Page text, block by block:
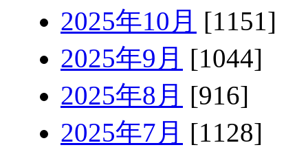
2025年10月 [1151]
2025年9月 [1044]
2025年8月 [916]
2025年7月 [1128]